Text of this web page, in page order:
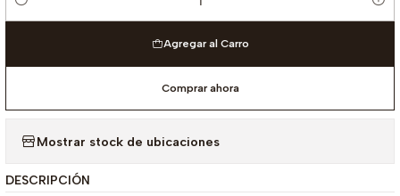
Cantidad
Agregar al Carro
Comprar ahora
Mostrar stock de ubicaciones
DESCRIPCIÓN